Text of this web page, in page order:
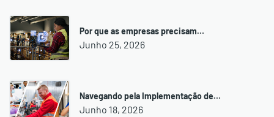
Por que as empresas precisam…
Junho 25, 2026
Navegando pela Implementação de…
Junho 18, 2026